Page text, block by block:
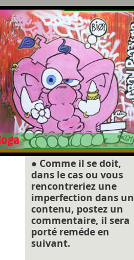
● Comme il se doit,
dans le cas ou vous
rencontreriez une
imperfection dans un
contenu, postez un
commentaire, il sera
porté reméde en
suivant.